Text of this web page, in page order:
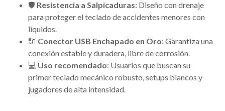
🛡️ Resistencia a Salpicaduras: Diseño con drenaje
para proteger el teclado de accidentes menores con
líquidos.
🔌 Conector USB Enchapado en Oro: Garantiza una
conexión estable y duradera, libre de corrosión.
💻 Uso recomendado: Usuarios que buscan su
primer teclado mecánico robusto, setups blancos y
jugadores de alta intensidad.